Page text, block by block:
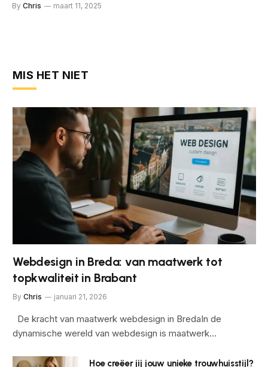
By Chris maart 11, 2025
MIS HET NIET
Webdesign in Breda: van maatwerk tot
topkwaliteit in Brabant
By Chris januari 21, 2026
De kracht van maatwerk webdesign in BredaIn de
dynamische wereld van webdesign is maatwerk…
Hoe creëer jij jouw unieke trouwhuisstijl?